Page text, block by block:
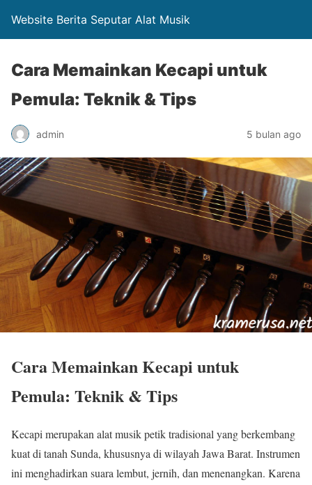
Website Berita Seputar Alat Musik
Cara Memainkan Kecapi untuk
Pemula: Teknik & Tips
admin 5 bulan ago
Cara Memainkan Kecapi untuk
Pemula: Teknik & Tips
Kecapi merupakan alat musik petik tradisional yang berkembang
kuat di tanah Sunda, khususnya di wilayah Jawa Barat. Instrumen
ini menghadirkan suara lembut, jernih, dan menenangkan. Karena